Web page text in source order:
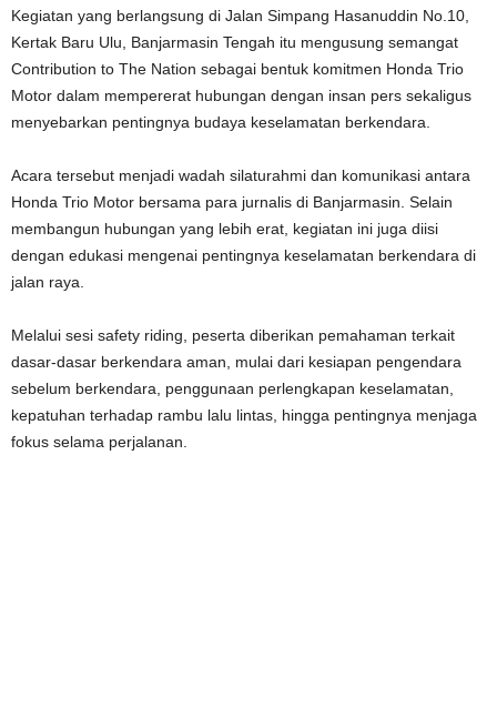
Kegiatan yang berlangsung di Jalan Simpang Hasanuddin No.10,
Kertak Baru Ulu, Banjarmasin Tengah itu mengusung semangat
Contribution to The Nation sebagai bentuk komitmen Honda Trio
Motor dalam mempererat hubungan dengan insan pers sekaligus
menyebarkan pentingnya budaya keselamatan berkendara.
Acara tersebut menjadi wadah silaturahmi dan komunikasi antara
Honda Trio Motor bersama para jurnalis di Banjarmasin. Selain
membangun hubungan yang lebih erat, kegiatan ini juga diisi
dengan edukasi mengenai pentingnya keselamatan berkendara di
jalan raya.
Melalui sesi safety riding, peserta diberikan pemahaman terkait
dasar-dasar berkendara aman, mulai dari kesiapan pengendara
sebelum berkendara, penggunaan perlengkapan keselamatan,
kepatuhan terhadap rambu lalu lintas, hingga pentingnya menjaga
fokus selama perjalanan.